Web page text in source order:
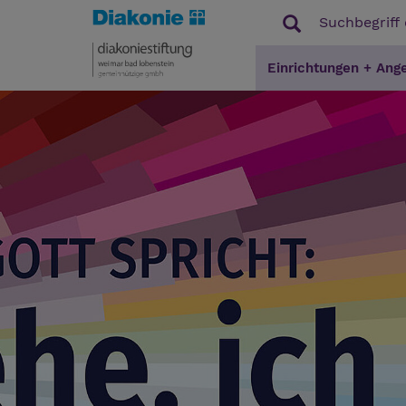
Einrichtungen +